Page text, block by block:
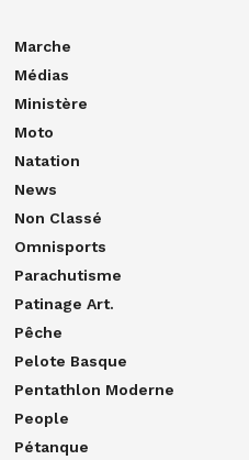
Marche
Médias
Ministère
Moto
Natation
News
Non Classé
Omnisports
Parachutisme
Patinage Art.
Pêche
Pelote Basque
Pentathlon Moderne
People
Pétanque